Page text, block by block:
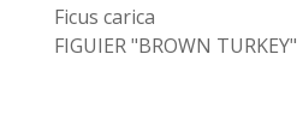
Ficus carica
FIGUIER "BROWN TURKEY"